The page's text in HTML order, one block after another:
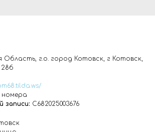
Область, г.о. город Котовск, г Котовск,
28б
номера
записи: С682025003676